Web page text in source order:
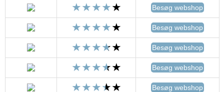
Besøg webshop
Besøg webshop
Besøg webshop
Besøg webshop
Besøg webshop